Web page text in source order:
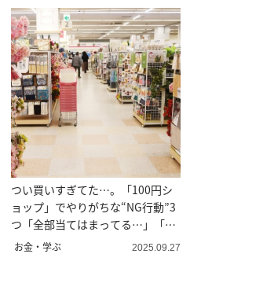
つい買いすぎてた…。「100円シ
ョップ」でやりがちな“NG行動”3
つ「全部当てはまってる…」「反
省」
お金・学ぶ 2025.09.27